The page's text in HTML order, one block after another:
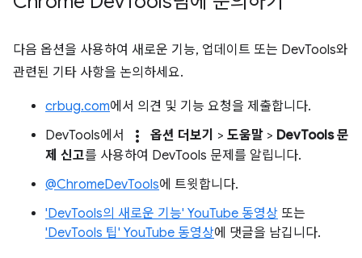
다음 옵션을 사용하여 새로운 기능, 업데이트 또는 DevTools와
관련된 기타 사항을 논의하세요.
crbug.com에서 의견 및 기능 요청을 제출합니다.
DevTools에서
more_vert 옵션 더보기 > 도움말 > DevTools 문
제 신고를 사용하여 DevTools 문제를 알립니다.
@ChromeDevTools에 트윗합니다.
'DevTools의 새로운 기능' YouTube 동영상 또는
'DevTools 팁' YouTube 동영상에 댓글을 남깁니다.